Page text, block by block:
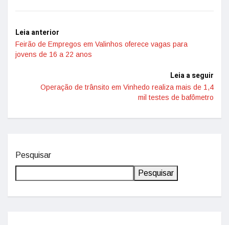
Leia anterior
Feirão de Empregos em Valinhos oferece vagas para
jovens de 16 a 22 anos
Leia a seguir
Operação de trânsito em Vinhedo realiza mais de 1,4
mil testes de bafômetro
Pesquisar
Pesquisar